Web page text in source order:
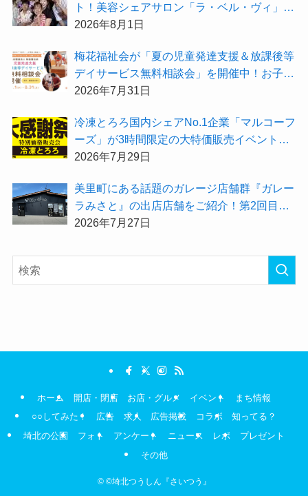
ト！美容シェアサロン「ラ・ベル・ヴィ」か
ら2026年8月のお得情報が届きました！
2026年8月1日
梅花福祉会が「夏の児童発達支援＆放課後等
デイサービス無料相談会」を開催中！お子さ
まの「できた！」を増やす夏にしてみません
2026年7月31日
冷凍とろろ国内シェアNo.1企業「マルコーフ
ーズ」が3時間限定の大特価販売イベント
『夏の大感謝祭2026」を開催！
2026年7月29日
美里町にある話題のガレージ店舗群『ガレー
ラみさと』の出店店舗をご紹介！第2回目は
「Hair Salon ULU（ウル）美里店」
2026年7月27日
ホーム 開店・閉店 お店・グルメ イベント
まち情報
○○してみた！
広告 求人 広告掲載 コラボ
知ってる？
埼北の公園
フォト アンケート ニュース レポ
プレゼント
その他
©©埼北つうしん『さいつう』